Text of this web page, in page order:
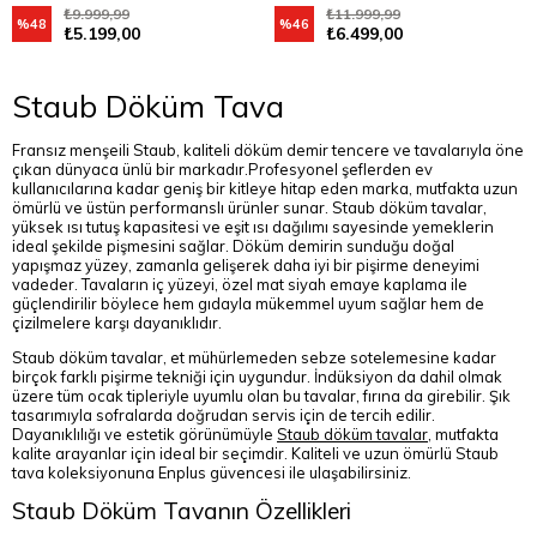
₺5.199,00
₺9.999,99
%48 ₺6.499,00
₺11.999,99
%46
Staub Döküm Tava
Fransız menşeili Staub, kaliteli döküm demir tencere ve tavalarıyla öne
çıkan dünyaca ünlü bir markadır.Profesyonel şeflerden ev
kullanıcılarına kadar geniş bir kitleye hitap eden marka, mutfakta uzun
ömürlü ve üstün performanslı ürünler sunar. Staub döküm tavalar,
yüksek ısı tutuş kapasitesi ve eşit ısı dağılımı sayesinde yemeklerin
ideal şekilde pişmesini sağlar. Döküm demirin sunduğu doğal
yapışmaz yüzey, zamanla gelişerek daha iyi bir pişirme deneyimi
vadeder. Tavaların iç yüzeyi, özel mat siyah emaye kaplama ile
güçlendirilir böylece hem gıdayla mükemmel uyum sağlar hem de
çizilmelere karşı dayanıklıdır.
Staub döküm tavalar, et mühürlemeden sebze sotelemesine kadar
birçok farklı pişirme tekniği için uygundur. İndüksiyon da dahil olmak
üzere tüm ocak tipleriyle uyumlu olan bu tavalar, fırına da girebilir. Şık
tasarımıyla sofralarda doğrudan servis için de tercih edilir.
Dayanıklılığı ve estetik görünümüyle Staub döküm tavalar , mutfakta
kalite arayanlar için ideal bir seçimdir. Kaliteli ve uzun ömürlü Staub
tava koleksiyonuna Enplus güvencesi ile ulaşabilirsiniz.
Staub Döküm Tavanın Özellikleri